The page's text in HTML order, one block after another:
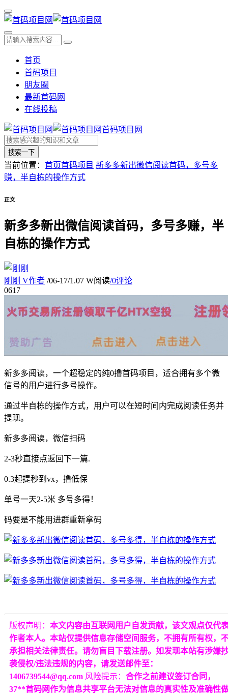
首页
首码项目
朋友圈
最新首码网
在线投稿
首码项目网
搜索一下
当前位置： 首页首码项目 新多多新出微信阅读首码，多号多
赚，半自栋的操作方式
正文
新多多新出微信阅读首码，多号多赚，半
自栋的操作方式
刚刚 V作者 /06-17/1.07 W阅读/0评论
0617
新多多阅读，一个超稳定的纯0撸首码项目，适合拥有多个微
信号的用户进行多号操作。
通过半自栋的操作方式，用户可以在短时间内完成阅读任务并
提现。
新多多阅读，微信扫码
2-3秒直接点返回下一篇.
0.3起提秒到vx，撸低保
单号一天2-5米 多号多得！
码要是不能用进群重新拿码
版权声明： 本文内容由互联网用户自发贡献，该文观点仅代
作者本人。本站仅提供信息存储空间服务，不拥有所有权，
承担相关法律责任。请勿盲目下载注册。如发现本站有涉嫌
袭侵权/违法违规的内容，请发送邮件至：
1406739544@qq.com 风险提示： 合作之前建议签订合同，
37**首码网作为信息共享平台无法对信息的真实性及准确性